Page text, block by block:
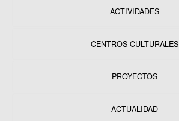
ACTIVIDADES
CENTROS CULTURALES
PROYECTOS
ACTUALIDAD